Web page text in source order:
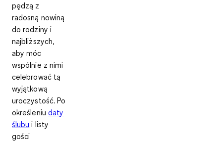
pędzą z
radosną nowiną
do rodziny i
najbliższych,
aby móc
wspólnie z nimi
celebrować tą
wyjątkową
uroczystość. Po
określeniu daty
ślubu i listy
gości